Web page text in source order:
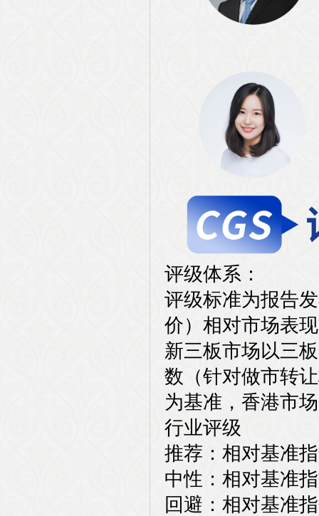
评级体系：
评级标准为报告
价）相对市场表
新三板市场以三
数（针对做市转
为基准，香港市
行业评级
推荐：相对基准
中性：相对基准
回避：相对基准